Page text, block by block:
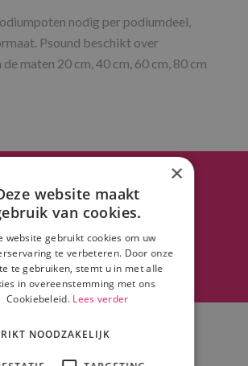
nodig per podiumdeel,
Psound beschikt over
maten 20 cm, 40 cm, 60 cm, 80 cm
Hoeven (regio Breda)
heel NL mogelijk
offerte opvragen
×
website maakt
van cookies.
website gebruikt cookies om uw
te verbeteren. Door onze
te gebruiken, stemt u in met alle
in overeenstemming met ons
Cookiebeleid. Lees verder
NOODZAKELIJK